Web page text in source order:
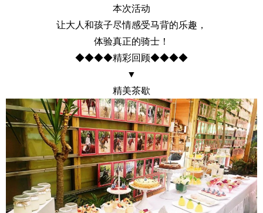
本次活动
让大人和孩子尽情感受马背的乐趣，
体验真正的骑士！
◆◆◆◆精彩回顾◆◆◆◆
▼
精美茶歇